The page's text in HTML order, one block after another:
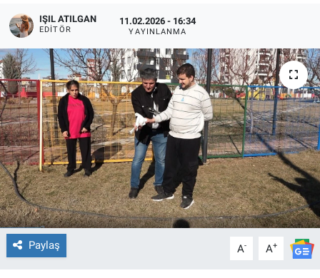
IŞIL ATILGAN
EDITÖR
11.02.2026 - 16:34
YAYINLANMA
Paylaş A- A+